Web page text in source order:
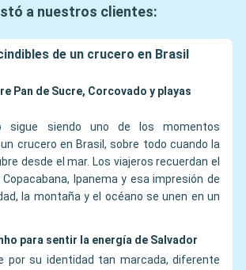
a nuestros clientes:
de un crucero en Brasil
Pan de Sucre, Corcovado y playas
sigue siendo uno de los momentos
crucero en Brasil, sobre todo cuando la
desde el mar. Los viajeros recuerdan el
Copacabana, Ipanema y esa impresión de
la montaña y el océano se unen en un
para sentir la energía de Salvador
por su identidad tan marcada, diferente